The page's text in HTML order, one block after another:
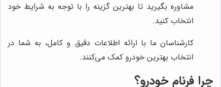
مشاوره بگیرید تا بهترین گزینه را با توجه به شرایط خود
انتخاب کنید.
کارشناسان ما با ارائه اطلاعات دقیق و کامل، به شما در
انتخاب بهترین خودرو کمک می‌کنند.
چرا فرنام خودرو؟